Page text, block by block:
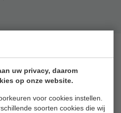
uw privacy, daarom
op onze website.
voor cookies instellen.
soorten cookies die wij